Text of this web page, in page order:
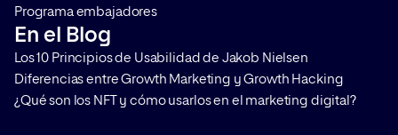
Programa embajadores
En el Blog
Los 10 Principios de Usabilidad de Jakob Nielsen
Diferencias entre Growth Marketing y Growth Hacking
¿Qué son los NFT y cómo usarlos en el marketing digital?